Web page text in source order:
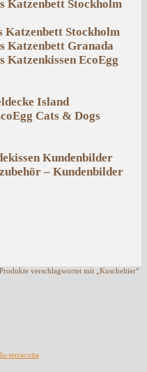
Katzenbett Stockholm
Katzenbett Stockholm
Katzenbett Granada
Katzenkissen EcoEgg
Island
Cats & Dogs
Kundenbilder
– Kundenbilder
verschlagwortet mit „Kuscheltier“